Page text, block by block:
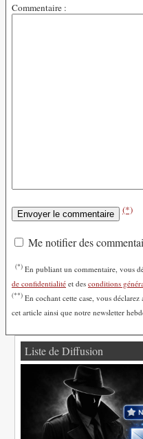
Commentaire :
(*)
Me notifier des
(*) En publiant un commentaire, vous
de confidentialité et des conditions
(**) En cochant cette case, vous
cet article ainsi que notre newsletter
Liste de Diffusion